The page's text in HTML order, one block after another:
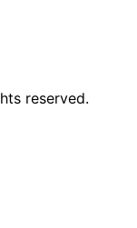
reserved.